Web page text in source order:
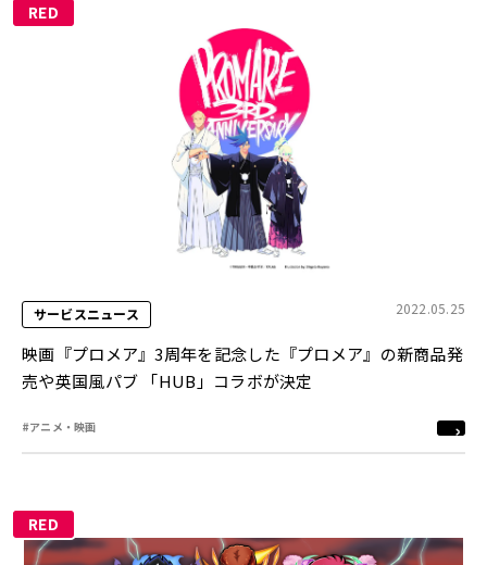
RED
サービスニュース 2022.05.25
映画『プロメア』3周年を記念した『プロメア』の新商品発
売や英国風パブ 「HUB」コラボが決定
#アニメ・映画
RED